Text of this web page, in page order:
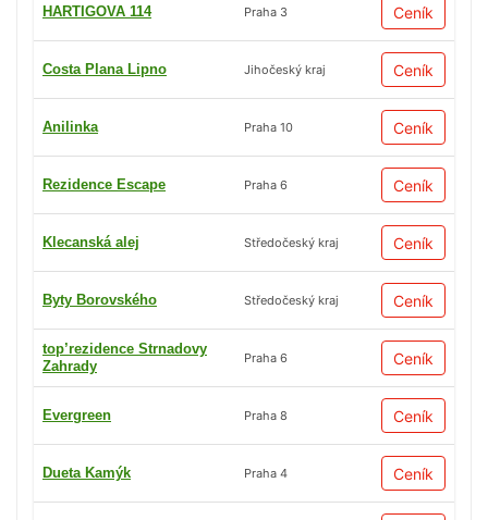
HARTIGOVA 114 Praha 3 Ceník
Costa Plana Lipno Jihočeský kraj Ceník
Anilinka Praha 10 Ceník
Rezidence Escape Praha 6 Ceník
Klecanská alej Středočeský kraj Ceník
Byty Borovského Středočeský kraj Ceník
top’rezidence Strnadovy
Zahrady
Praha 6 Ceník
Evergreen Praha 8 Ceník
Dueta Kamýk Praha 4 Ceník